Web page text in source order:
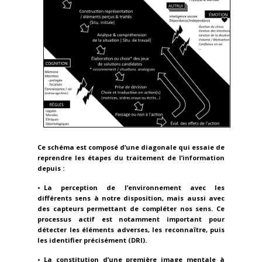
Ce schéma est composé d’une diagonale qui essaie de
reprendre les étapes du traitement de l’information
depuis :
• La perception de l’environnement avec les
différents sens à notre disposition, mais aussi avec
des capteurs permettant de compléter nos sens. Ce
processus actif est notamment important pour
détecter les éléments adverses, les reconnaître, puis
les identifier précisément (DRI).
• La constitution d’une première image mentale à